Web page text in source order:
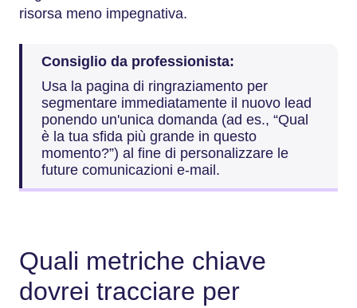
risorsa meno impegnativa.
Consiglio da professionista:
Usa la pagina di ringraziamento per
segmentare immediatamente il nuovo lead
ponendo un'unica domanda (ad es., “Qual
è la tua sfida più grande in questo
momento?”) al fine di personalizzare le
future comunicazioni e-mail.
Quali metriche chiave
dovrei tracciare per